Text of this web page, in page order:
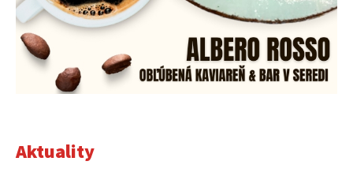
Aktuality